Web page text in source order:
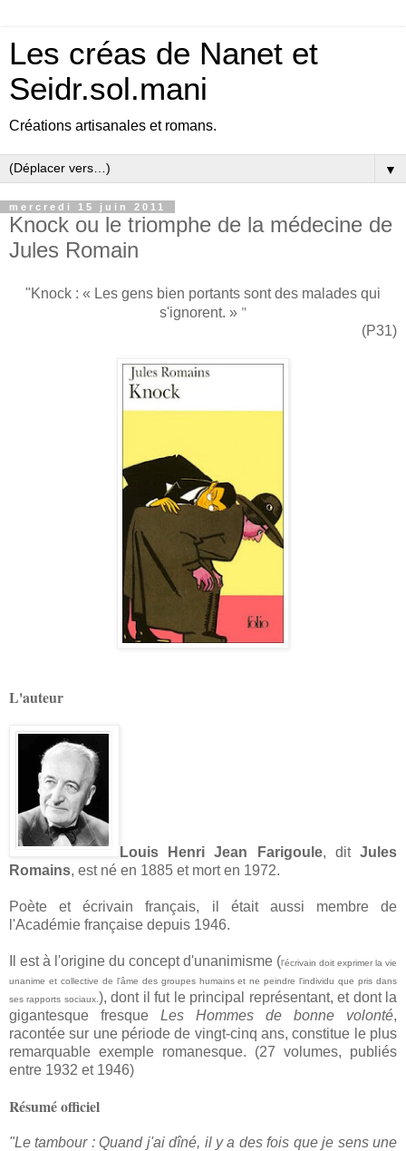
Les créas de Nanet et
Seidr.sol.mani
Créations artisanales et romans.
▼
mercredi 15 juin 2011
Knock ou le triomphe de la médecine de
Jules Romain
"Knock : « Les gens bien portants sont des malades qui
s'ignorent. » "
(P31)
L'auteur
Louis Henri Jean Farigoule, ditJules
Romains, est né en 1885 et mort en 1972.
Poète et écrivain français, il était aussi membre de
l'Académie française depuis 1946.
Il est à l'origine du concept d'unanimisme (l'écrivain doit exprimer la vie
unanime et collective de l'âme des groupes humains et ne peindre l'individu que pris dans
ses rapports sociaux. ), dont il fut le principal représentant, et dont la
gigantesque fresque Les Hommes de bonne volonté,
racontée sur une période de vingt-cinq ans, constitue le plus
remarquable exemple romanesque. (27 volumes, publiés
entre 1932 et 1946)
Résumé officiel
"Le tambour : Quand j'ai dîné, il y a des fois que je sens une